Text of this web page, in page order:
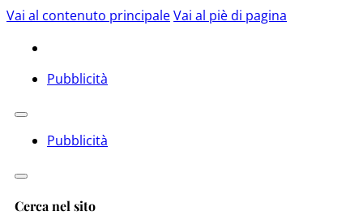
Vai al contenuto principaleVai al piè di pagina
Pubblicità
Pubblicità
Cerca nel sito